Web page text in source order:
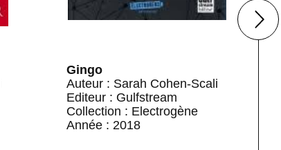
Gingo
Auteur : Sarah Cohen-Scali
Editeur : Gulfstream
Collection : Electrogène
Année : 2018